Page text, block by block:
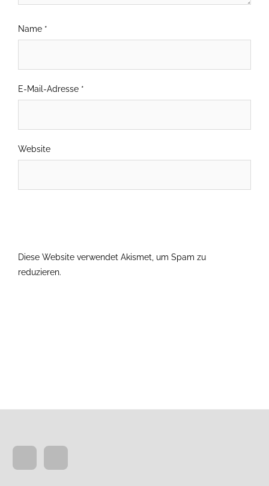
Name *
E-Mail-Adresse *
Website
Diese Website verwendet Akismet, um Spam zu
reduzieren.